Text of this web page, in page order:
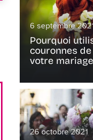
6 septembre
Pourquoi
couronnes
votre
26 octobre 2021